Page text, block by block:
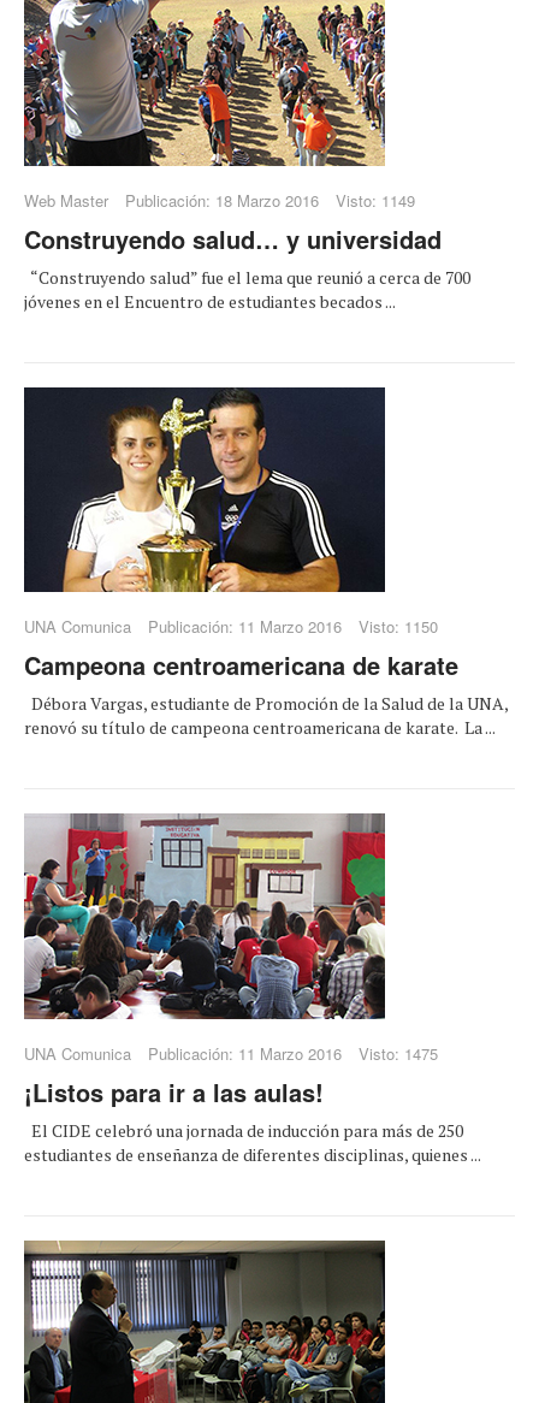
Web Master Publicación: 18 Marzo 2016 Visto: 1149
Construyendo salud… y universidad
“Construyendo salud” fue el lema que reunió a cerca de 700
jóvenes en el Encuentro de estudiantes becados ...
UNA Comunica Publicación: 11 Marzo 2016 Visto: 1150
Campeona centroamericana de karate
Débora Vargas, estudiante de Promoción de la Salud de la UNA,
renovó su título de campeona centroamericana de karate. La ...
UNA Comunica Publicación: 11 Marzo 2016 Visto: 1475
¡Listos para ir a las aulas!
El CIDE celebró una jornada de inducción para más de 250
estudiantes de enseñanza de diferentes disciplinas, quienes ...